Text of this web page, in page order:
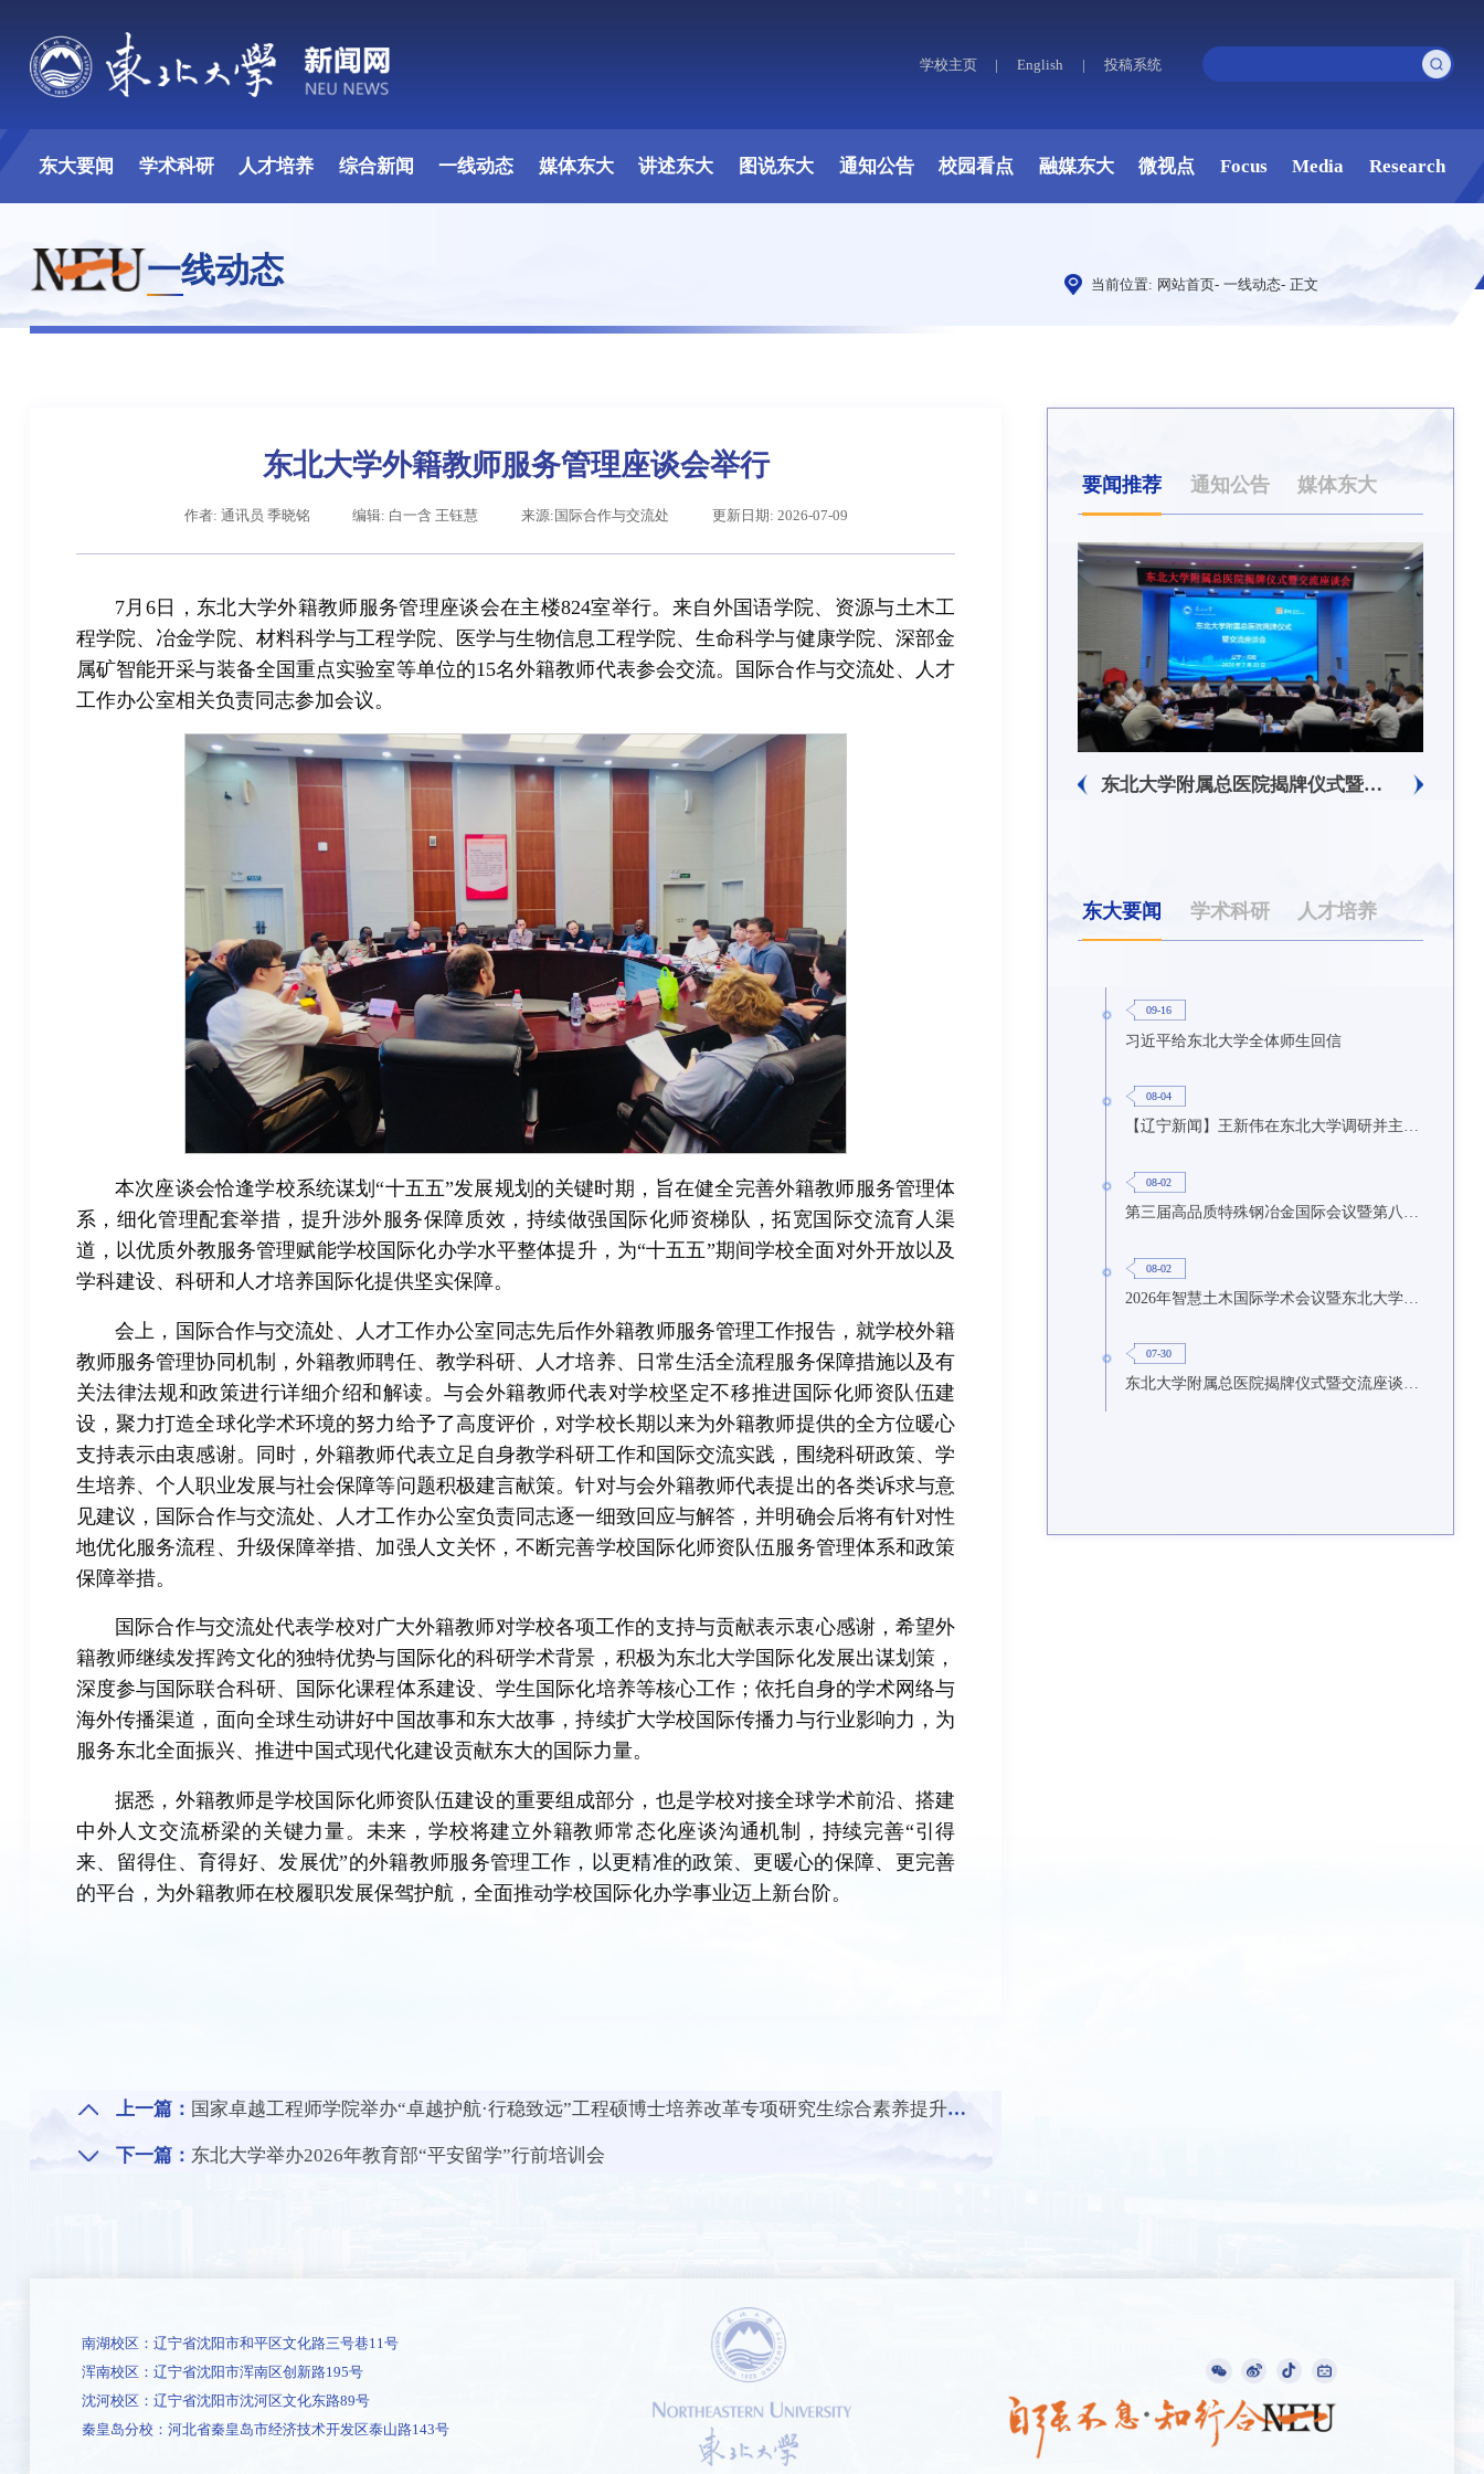
学校主页 | English | 投稿系统
东大要闻 学术科研 人才培养 综合新闻 一线动态 媒体东大 讲述东大 图说东大 通知公告 校园看点 融媒东大 微视点 Focus Media Research
一线动态 当前位置: 网站首页- 一线动态- 正文
东北大学外籍教师服务管理座谈会举行
作者: 通讯员 季晓铭 编辑: 白一含 王钰慧 来源:国际合作与交流处 更新日期: 2026-07-09
7月6日，东北大学外籍教师服务管理座谈会在主楼824室举行。来自外国语学院、资源与土木工
程学院、冶金学院、材料科学与工程学院、医学与生物信息工程学院、生命科学与健康学院、深部金
属矿智能开采与装备全国重点实验室等单位的15名外籍教师代表参会交流。国际合作与交流处、人才
工作办公室相关负责同志参加会议。
本次座谈会恰逢学校系统谋划“十五五”发展规划的关键时期，旨在健全完善外籍教师服务管理体
系，细化管理配套举措，提升涉外服务保障质效，持续做强国际化师资梯队，拓宽国际交流育人渠
道，以优质外教服务管理赋能学校国际化办学水平整体提升，为“十五五”期间学校全面对外开放以及
学科建设、科研和人才培养国际化提供坚实保障。
会上，国际合作与交流处、人才工作办公室同志先后作外籍教师服务管理工作报告，就学校外籍
教师服务管理协同机制，外籍教师聘任、教学科研、人才培养、日常生活全流程服务保障措施以及有
关法律法规和政策进行详细介绍和解读。与会外籍教师代表对学校坚定不移推进国际化师资队伍建
设，聚力打造全球化学术环境的努力给予了高度评价，对学校长期以来为外籍教师提供的全方位暖心
支持表示由衷感谢。同时，外籍教师代表立足自身教学科研工作和国际交流实践，围绕科研政策、学
生培养、个人职业发展与社会保障等问题积极建言献策。针对与会外籍教师代表提出的各类诉求与意
见建议，国际合作与交流处、人才工作办公室负责同志逐一细致回应与解答，并明确会后将有针对性
地优化服务流程、升级保障举措、加强人文关怀，不断完善学校国际化师资队伍服务管理体系和政策
保障举措。
国际合作与交流处代表学校对广大外籍教师对学校各项工作的支持与贡献表示衷心感谢，希望外
籍教师继续发挥跨文化的独特优势与国际化的科研学术背景，积极为东北大学国际化发展出谋划策，
深度参与国际联合科研、国际化课程体系建设、学生国际化培养等核心工作；依托自身的学术网络与
海外传播渠道，面向全球生动讲好中国故事和东大故事，持续扩大学校国际传播力与行业影响力，为
服务东北全面振兴、推进中国式现代化建设贡献东大的国际力量。
据悉，外籍教师是学校国际化师资队伍建设的重要组成部分，也是学校对接全球学术前沿、搭建
中外人文交流桥梁的关键力量。未来，学校将建立外籍教师常态化座谈沟通机制，持续完善“引得
来、留得住、育得好、发展优”的外籍教师服务管理工作，以更精准的政策、更暖心的保障、更完善
的平台，为外籍教师在校履职发展保驾护航，全面推动学校国际化办学事业迈上新台阶。
上一篇： 国家卓越工程师学院举办“卓越护航·行稳致远”工程硕博士培养改革专项研究生综合素养提升培训会
下一篇： 东北大学举办2026年教育部“平安留学”行前培训会
要闻推荐 通知公告 媒体东大
辽宁省卓越工程师培养联合体在东北大学成立 习近平给东北大学全体师生回信 东北大学附属总医院揭牌仪式暨交流座谈会举行
东大要闻 学术科研 人才培养
09-16
习近平给东北大学全体师生回信
08-04
【辽宁新闻】王新伟在东北大学调研并主持召开座谈会
08-02
08-02
07-30
东北大学附属总医院揭牌仪式暨交流座谈会举行
南湖校区：辽宁省沈阳市和平区文化路三号巷11号
浑南校区：辽宁省沈阳市浑南区创新路195号
沈河校区：辽宁省沈阳市沈河区文化东路89号
秦皇岛分校：河北省秦皇岛市经济技术开发区泰山路143号